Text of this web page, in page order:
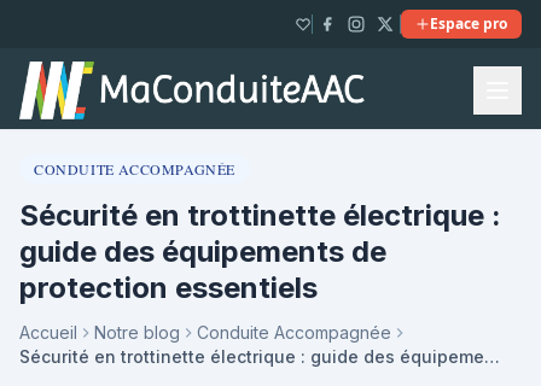
Espace pro
CONDUITE ACCOMPAGNÉE
Sécurité en trottinette électrique :
guide des équipements de
protection essentiels
Accueil Notre blog
Conduite Accompagnée
Sécurité en trottinette électrique : guide des équipements de protection essentiels